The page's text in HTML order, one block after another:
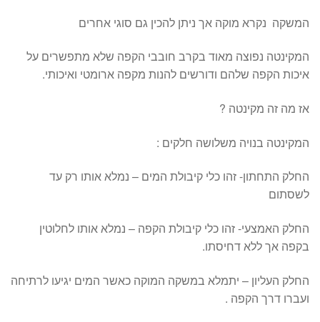
המשקה נקרא מוקה אך ניתן להכין גם סוגי אחרים
המקינטה נפוצה מאוד בקרב חובבי הקפה שלא מתפשרים על
איכות הקפה שלהם ודורשים להנות מקפה ארומטי ואיכותי.
אז מה זה מקינטה ?
המקינטה בנויה משלושה חלקים :
החלק התחתון- זהו כלי קיבולת המים – נמלא אותו רק עד
לשסתום
החלק האמצעי- זהו כלי קיבולת הקפה – נמלא אותו לחלוטין
בקפה אך ללא דחיסתו.
החלק העליון – יתמלא במשקה המוקה כאשר המים יגיעו לרתיחה
ועברו דרך הקפה .